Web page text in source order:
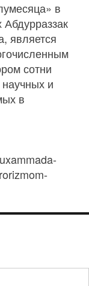
в
является
сотни
и
в